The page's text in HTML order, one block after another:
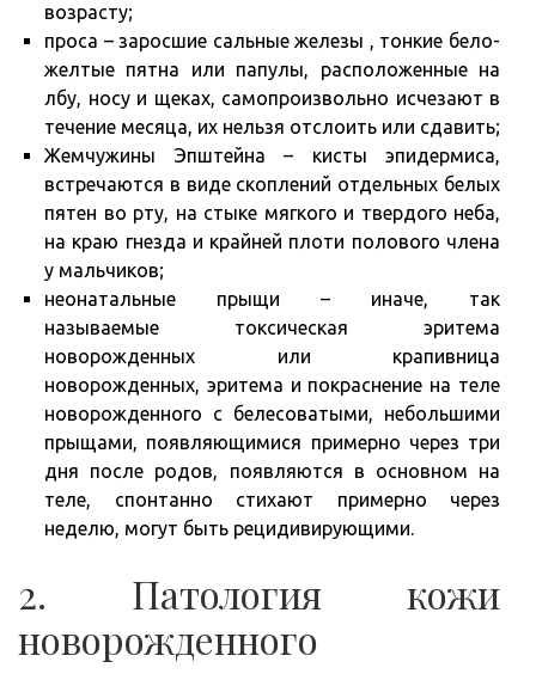
возрасту;
проса – заросшие сальные железы , тонкие бело-
желтые пятна или папулы, расположенные на
лбу, носу и щеках, самопроизвольно исчезают в
течение месяца, их нельзя отслоить или сдавить;
Жемчужины Эпштейна – кисты эпидермиса,
встречаются в виде скоплений отдельных белых
пятен во рту, на стыке мягкого и твердого неба,
на краю гнезда и крайней плоти полового члена
у мальчиков;
неонатальные прыщи – иначе, так
называемые токсическая эритема
новорожденных или крапивница
новорожденных, эритема и покраснение на теле
новорожденного с белесоватыми, небольшими
прыщами, появляющимися примерно через три
дня после родов, появляются в основном на
теле, спонтанно стихают примерно через
неделю, могут быть рецидивирующими.
2. Патология кожи
новорожденного